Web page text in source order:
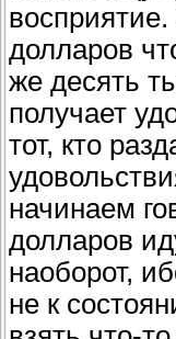
долларов
же десять
получает
тот, кто
начинаем
долларов
наоборот,
не к